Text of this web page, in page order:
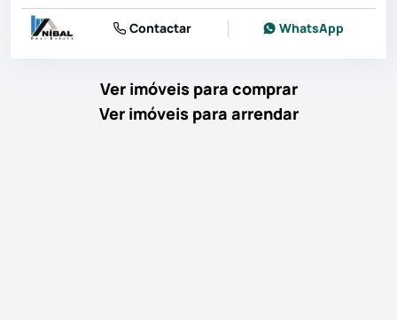
Contactar WhatsApp
Ver imóveis para comprar
Ver imóveis para arrendar